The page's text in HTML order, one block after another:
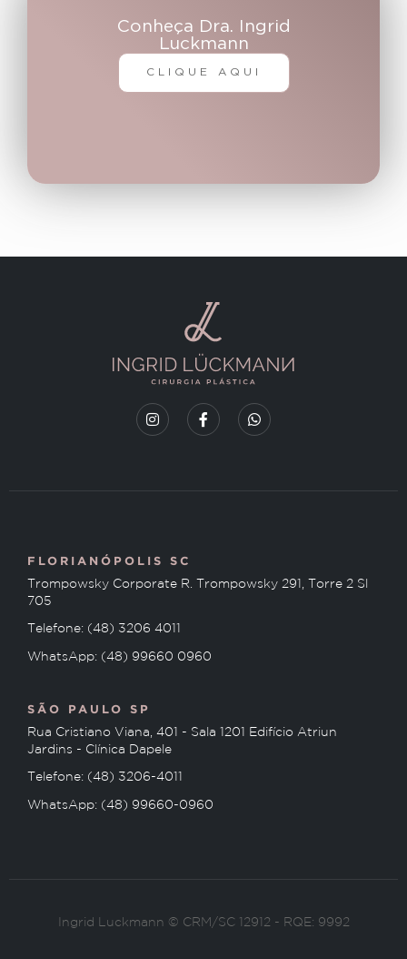
Conheça Dra. Ingrid
Luckmann
CLIQUE AQUI
FLORIANÓPOLIS SC
Trompowsky Corporate R. Trompowsky 291, Torre 2 Sl
705
Telefone: (48) 3206 4011
WhatsApp: (48) 99660 0960
SÃO PAULO SP
Rua Cristiano Viana, 401 - Sala 1201 Edifício Atriun
Jardins - Clínica Dapele
Telefone: (48) 3206-4011
WhatsApp: (48) 99660-0960
Ingrid Luckmann © CRM/SC 12912 - RQE: 9992